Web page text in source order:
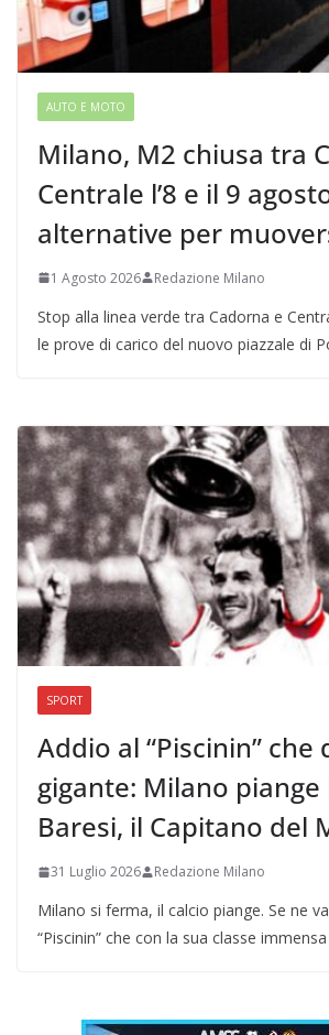
AUTO E MOTO
Milano, M2 chiusa tra
Centrale l’8 e il 9
alternative per
1 Agosto 2026 Redazione Milano
Stop alla linea verde tra Cadorna e
le prove di carico del nuovo piazzale di
SPORT
Addio al “Piscinin” che
gigante: Milano piange
Baresi, il Capitano del
31 Luglio 2026 Redazione Milano
Milano si ferma, il calcio piange. Se ne
“Piscinin” che con la sua classe